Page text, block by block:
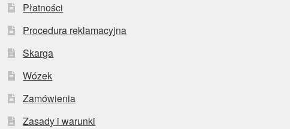
Płatności
Procedura reklamacyjna
Skarga
Wózek
Zamówienia
Zasady i warunki